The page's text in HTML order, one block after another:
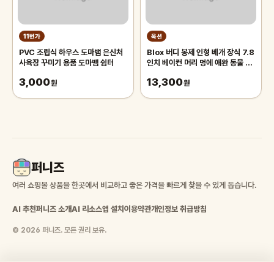
11번가
PVC 조립식 하우스 도마뱀 은신처
사육장 꾸미기 용품 도마뱀 쉼터
3,000원
옥션
Blox 버디 봉제 인형 베개 장식 7.8
인치 베이컨 머리 멍에 애완 동물 장
13,300원
퍼니즈
여러 쇼핑몰 상품을 한곳에서 비교하고 좋은 가격을 빠르게 찾을 수 있게 돕습니다.
AI 추천퍼니즈 소개AI 리소스앱 설치 이용약관개인정보 취급방침
© 2026 퍼니즈. 모든 권리 보유.